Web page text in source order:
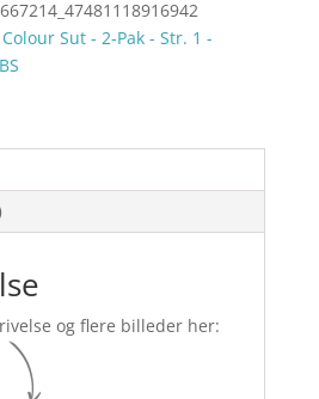
Sut - 2-Pak - Str. 1 -
og flere billeder her: